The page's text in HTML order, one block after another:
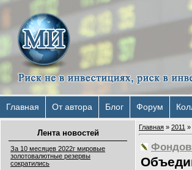
Главная От автора Блог Форум
Лента новостей
За 10 месяцев 2022г мировые
золотовалютные резервы
сократились
Главная » 2011 »